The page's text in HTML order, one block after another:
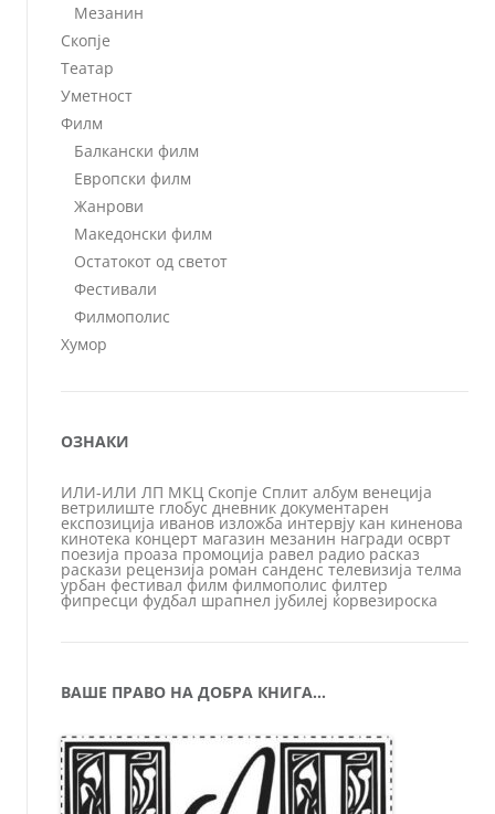
Мезанин
Скопје
Театар
Уметност
Филм
Балкански филм
Европски филм
Жанрови
Македонски филм
Остатокот од светот
Фестивали
Филмополис
Хумор
ОЗНАКИ
ИЛИ-ИЛИ ЛП МКЦ Скопје Сплит албум венеција
ветрилиште глобус дневник документарен
експозиција иванов изложба интервју кан киненова
кинотека концерт магазин мезанин награди осврт
поезија проаза промоција равел радио расказ
раскази рецензија роман санденс телевизија телма
урбан фестивал филм филмополис филтер
фипресци фудбал шрапнел јубилеј ќорвезироска
ВАШЕ ПРАВО НА ДОБРА КНИГА…